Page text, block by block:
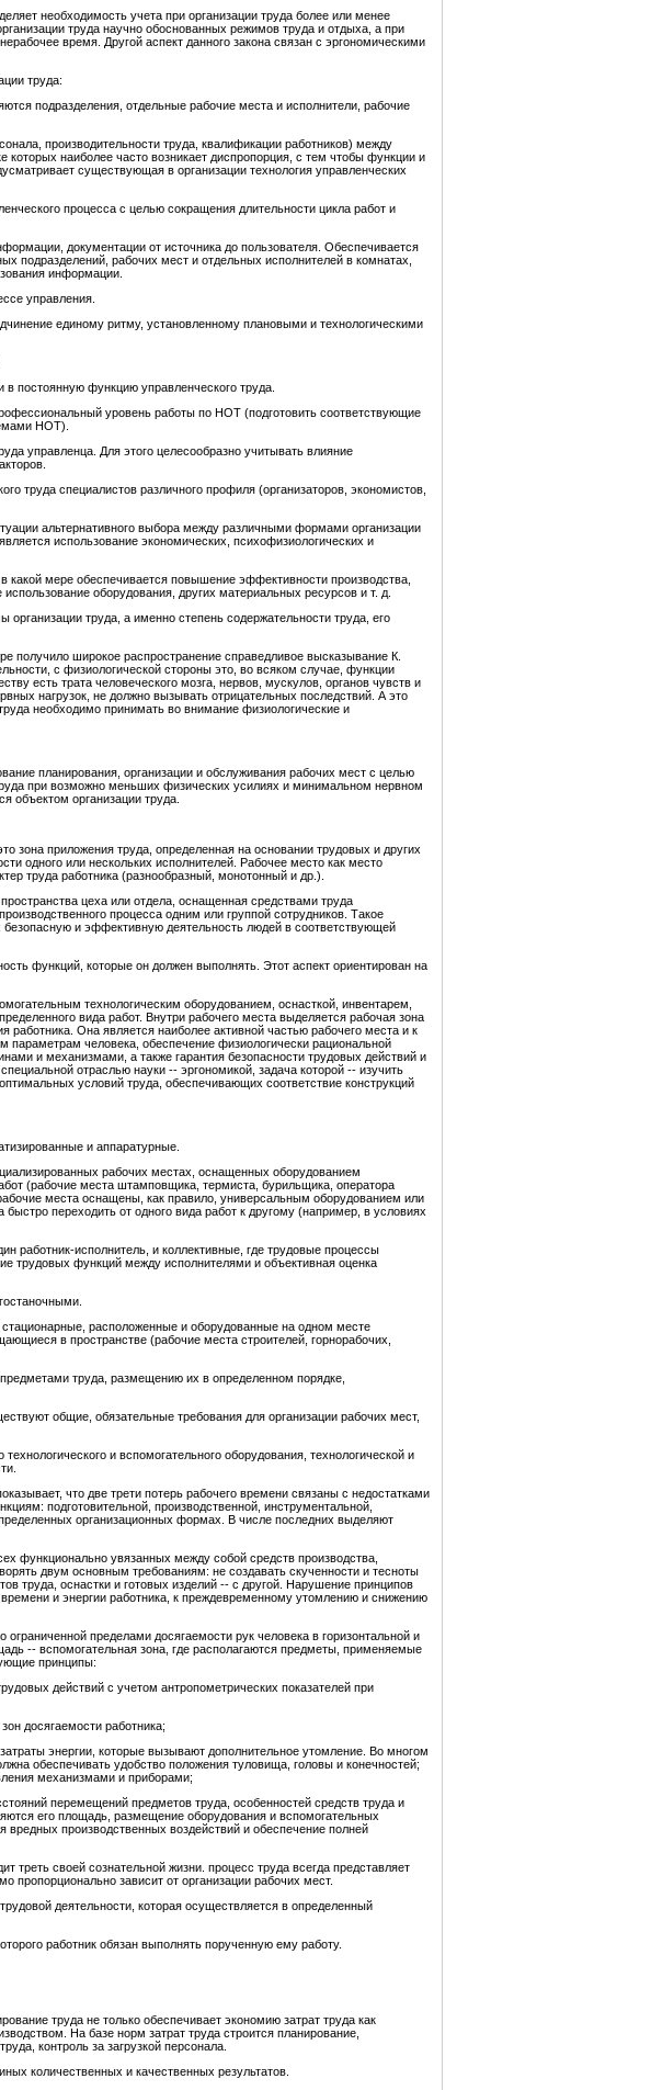
необходимость учета при организации труда более или менее
труда научно обоснованных режимов труда и отдыха, а при
время. Другой аспект данного закона связан с эргономическими
труда:
подразделения, отдельные рабочие места и исполнители, рабочие
производительности труда, квалификации работников) между
наиболее часто возникает диспропорция, с тем чтобы функции и
существующая в организации технология управленческих
процесса с целью сокращения длительности цикла работ и
документации от источника до пользователя. Обеспечивается
рабочих мест и отдельных исполнителей в комнатах,
информации.
управления.
единому ритму, установленному плановыми и технологическими
постоянную функцию управленческого труда.
уровень работы по НОТ (подготовить соответствующие
НОТ).
управленца. Для этого целесообразно учитывать влияние
труда специалистов различного профиля (организаторов, экономистов,
альтернативного выбора между различными формами организации
использование экономических, психофизиологических и
какой мере обеспечивается повышение эффективности производства,
оборудования, других материальных ресурсов и т. д.
труда, а именно степень содержательности труда, его
получило широкое распространение справедливое высказывание К.
с физиологической стороны это, во всяком случае, функции
есть трата человеческого мозга, нервов, мускулов, органов чувств и
нагрузок, не должно вызывать отрицательных последствий. А это
необходимо принимать во внимание физиологические и
планирования, организации и обслуживания рабочих мест с целью
при возможно меньших физических усилиях и минимальном нервном
объектом организации труда.
зона приложения труда, определенная на основании трудовых и других
одного или нескольких исполнителей. Рабочее место как место
труда работника (разнообразный, монотонный и др.).
цеха или отдела, оснащенная средствами труда
процесса одним или группой сотрудников. Такое
и эффективную деятельность людей в соответствующей
функций, которые он должен выполнять. Этот аспект ориентирован на
технологическим оборудованием, оснасткой, инвентарем,
вида работ. Внутри рабочего места выделяется рабочая зона
работника. Она является наиболее активной частью рабочего места и к
параметрам человека, обеспечение физиологически рациональной
и механизмами, а также гарантия безопасности трудовых действий и
отраслью науки -- эргономикой, задача которой -- изучить
условий труда, обеспечивающих соответствие конструкций
и аппаратурные.
рабочих местах, оснащенных оборудованием
(рабочие места штамповщика, термиста, бурильщика, оператора
места оснащены, как правило, универсальным оборудованием или
переходить от одного вида работ к другому (например, в условиях
работник-исполнитель, и коллективные, где трудовые процессы
трудовых функций между исполнителями и объективная оценка
расположенные и оборудованные на одном месте
в пространстве (рабочие места строителей, горнорабочих,
труда, размещению их в определенном порядке,
общие, обязательные требования для организации рабочих мест,
и вспомогательного оборудования, технологической и
что две трети потерь рабочего времени связаны с недостатками
подготовительной, производственной, инструментальной,
организационных формах. В числе последних выделяют
функционально увязанных между собой средств производства,
двум основным требованиям: не создавать скученности и тесноты
труда, оснастки и готовых изделий -- с другой. Нарушение принципов
и энергии работника, к преждевременному утомлению и снижению
пределами досягаемости рук человека в горизонтальной и
-- вспомогательная зона, где располагаются предметы, применяемые
принципы:
действий с учетом антропометрических показателей при
досягаемости работника;
энергии, которые вызывают дополнительное утомление. Во многом
обеспечивать удобство положения туловища, головы и конечностей;
механизмами и приборами;
перемещений предметов труда, особенностей средств труда и
его площадь, размещение оборудования и вспомогательных
производственных воздействий и обеспечение полней
треть своей сознательной жизни. процесс труда всегда представляет
пропорционально зависит от организации рабочих мест.
деятельности, которая осуществляется в определенный
работник обязан выполнять порученную ему работу.
труда не только обеспечивает экономию затрат труда как
На базе норм затрат труда строится планирование,
контроль за загрузкой персонала.
количественных и качественных результатов.